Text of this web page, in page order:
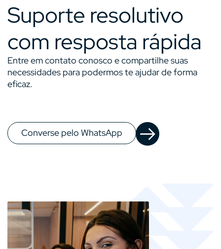
Suporte resolutivo
com resposta rápida
Entre em contato conosco e compartilhe suas
necessidades para podermos te ajudar de forma
eficaz.
Converse pelo WhatsApp